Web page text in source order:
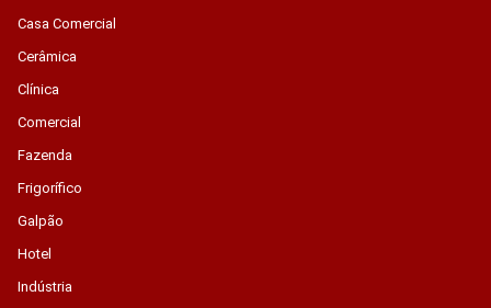
Casa Comercial
Cerâmica
Clínica
Comercial
Fazenda
Frigorífico
Galpão
Hotel
Indústria